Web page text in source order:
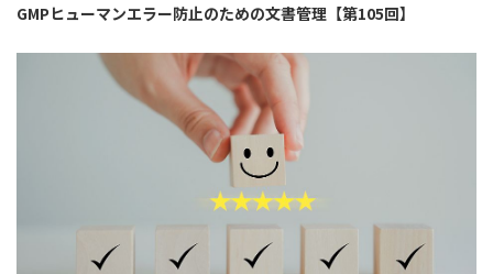
GMPヒューマンエラー防止のための文書管理【第105回】